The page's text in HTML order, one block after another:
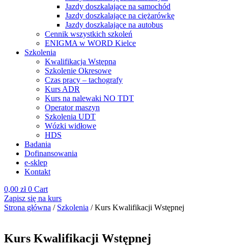
Jazdy doszkalające na samochód
Jazdy doszkalające na ciężarówkę
Jazdy doszkalające na autobus
Cennik wszystkich szkoleń
ENIGMA w WORD Kielce
Szkolenia
Kwalifikacja Wstępna
Szkolenie Okresowe
Czas pracy – tachografy
Kurs ADR
Kurs na nalewaki NO TDT
Operator maszyn
Szkolenia UDT
Wózki widłowe
HDS
Badania
Dofinansowania
e-sklep
Kontakt
0,00 zł 0 Cart
Zapisz się na kurs
Strona główna / Szkolenia / Kurs Kwalifikacji Wstępnej
Kurs Kwalifikacji Wstępnej